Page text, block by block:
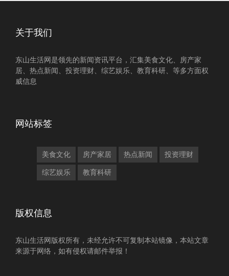
关于我们
东山生活网是领先的新闻资讯平台，汇集美食文化、房产家
居、热点新闻、投资理财、综艺娱乐、教育科研、等多方面权
威信息
网站标签
美食文化 房产家居 热点新闻 投资理财
综艺娱乐 教育科研
版权信息
东山生活网版权所有，未经允许不可复制本站镜像，本站文章
来源于网络，如有侵权请邮件举报！